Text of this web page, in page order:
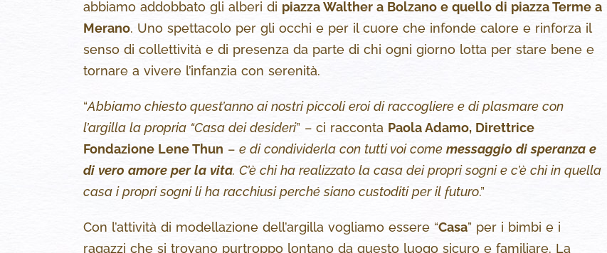
abbiamo addobbato gli alberi di piazza Walther a Bolzano e quello di piazza Terme a
Merano. Uno spettacolo per gli occhi e per il cuore che infonde calore e rinforza il
senso di collettività e di presenza da parte di chi ogni giorno lotta per stare bene e
tornare a vivere l’infanzia con serenità.
“Abbiamo chiesto quest’anno ai nostri piccoli eroi di raccogliere e di plasmare con
l’argilla la propria “Casa dei desideri” – ci racconta Paola Adamo, Direttrice
Fondazione Lene Thun – e di condividerla con tutti voi come messaggio di speranza e
di vero amore per la vita. C’è chi ha realizzato la casa dei propri sogni e c’è chi in quella
casa i propri sogni li ha racchiusi perché siano custoditi per il futuro.”
Con l’attività di modellazione dell’argilla vogliamo essere “Casa” per i bimbi e i
ragazzi che si trovano purtroppo lontano da questo luogo sicuro e familiare. La